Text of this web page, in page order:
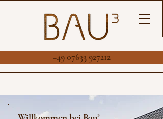
+49 07633 927212